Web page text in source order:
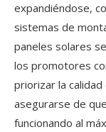
expandiéndose,
sistemas de
paneles solares
los promotores
priorizar la
asegurarse de
funcionando al